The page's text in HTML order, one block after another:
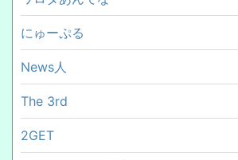
にゅーぷる
News人
The 3rd
2GET